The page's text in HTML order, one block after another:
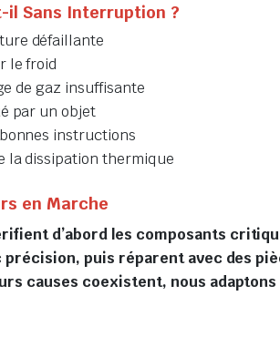
il Sans Interruption ?
défaillante
le froid
de gaz insuffisante
par un objet
instructions
la dissipation thermique
en Marche
d’abord les composants
puis réparent avec des
causes coexistent, nous